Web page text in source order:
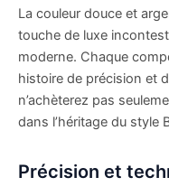
La couleur douce et
touche de luxe
moderne. Chaque
histoire de précision et
n’achèterez pas
dans l’héritage du style
Précision et